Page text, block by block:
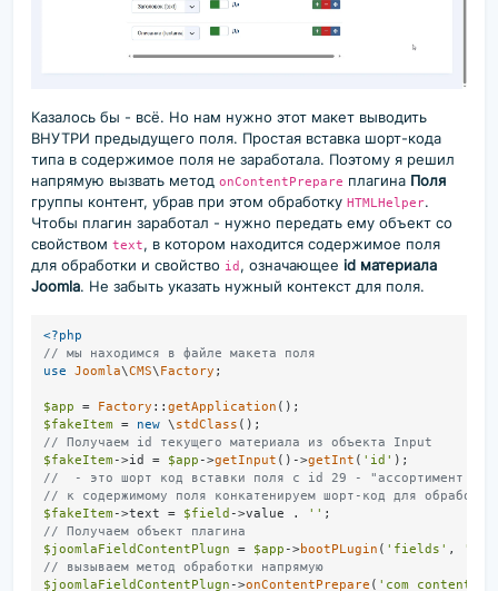
Казалось бы - всё. Но нам нужно этот макет выводить
ВНУТРИ предыдущего поля. Простая вставка шорт-кода
типа в содержимое поля не заработала. Поэтому я решил
напрямую вызвать метод onContentPrepare плагина Поля
группы контент, убрав при этом обработку HTMLHelper.
Чтобы плагин заработал - нужно передать ему объект со
свойством text, в котором находится содержимое поля
для обработки и свойство id , означающее id материала
Joomla. Не забыть указать нужный контекст для поля.
<?php
// мы находимся в файле макета поля
use
Joomla\CMS\ Factory ;
$app = Factory ::getApplication
$fakeItem = new \ stdClass
// Получаем id текущего материала из объекта Input
$fakeItem ->id = $app ->getInput ()->getInt ( 'id'
//  - это шорт код вставки поля с id 29 - "ассортимент
// к содержимому поля конкатенируем шорт-код для обработки
$fakeItem ->text = $field ->value . ''
// Получаем объект плагина
$joomlaFieldContentPlugn = $app ->bootPLugin ( 'fields' ,
// вызываем метод обработки напрямую
$joomlaFieldContentPlugn ->onContentPrepare (